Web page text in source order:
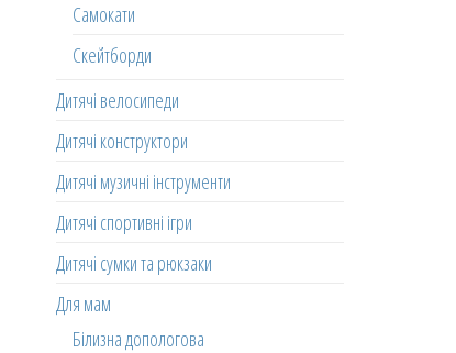
Самокати
Скейтборди
Дитячі велосипеди
Дитячі конструктори
Дитячі музичні інструменти
Дитячі спортивні ігри
Дитячі сумки та рюкзаки
Для мам
Білизна допологова